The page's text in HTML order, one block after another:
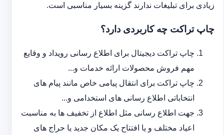
زیادی برای تبلیغات ندارند گزینه بسیار مناسبی است.
چاپ تراکت چه کاربردی دارد؟
چاپ تراکت دیجیتال برای اطلاع رسانی رویداد و وقایع
مهم فروش محصولات ارائه خدمات و...
چاپ تراکت برای انتقال پیامی خاص مانند پیام های
انتخاباتی اطلاع رسانی های استخدامی و...
جهت اطلاع رسانی مثل اطلاع از تخفیف ها به مناسبت
اعیاد مختلف و یا افتتاح یک مکان جدید یا حراج های